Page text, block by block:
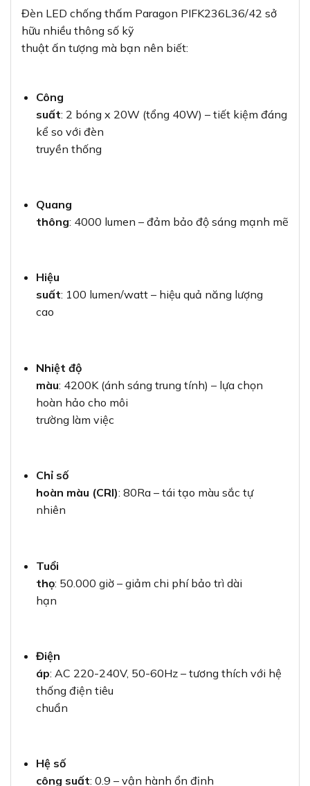
Đèn LED chống thấm Paragon PIFK236L36/42 sở
hữu nhiều thông số kỹ
thuật ấn tượng mà bạn nên biết:
Công
suất: 2 bóng x 20W (tổng 40W) – tiết kiệm đáng
kể so với đèn
truyền thống
Quang
thông: 4000 lumen – đảm bảo độ sáng mạnh mẽ
Hiệu
suất: 100 lumen/watt – hiệu quả năng lượng
cao
Nhiệt độ
màu: 4200K (ánh sáng trung tính) – lựa chọn
hoàn hảo cho môi
trường làm việc
Chỉ số
hoàn màu (CRI): 80Ra – tái tạo màu sắc tự
nhiên
Tuổi
thọ: 50.000 giờ – giảm chi phí bảo trì dài
hạn
Điện
áp: AC 220-240V, 50-60Hz – tương thích với hệ
thống điện tiêu
chuẩn
Hệ số
công suất: 0.9 – vận hành ổn định